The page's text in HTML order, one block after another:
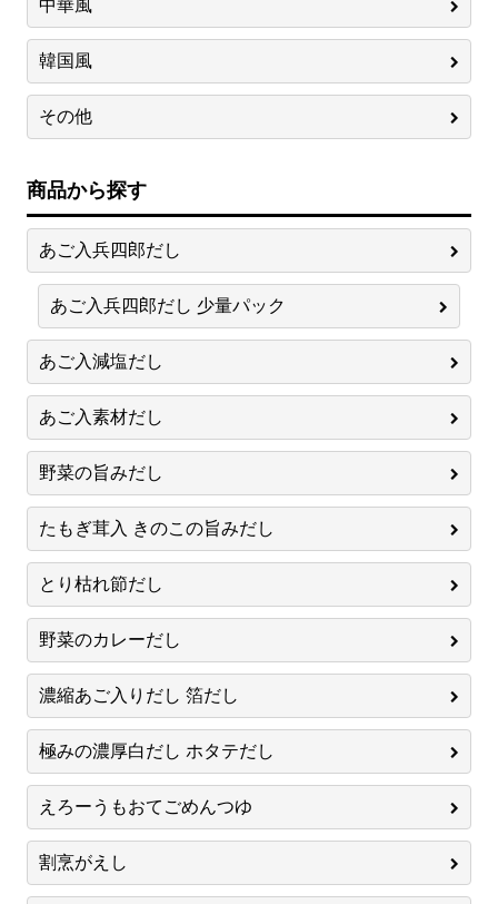
中華風
韓国風
その他
商品から探す
あご入兵四郎だし
あご入兵四郎だし 少量パック
あご入減塩だし
あご入素材だし
野菜の旨みだし
たもぎ茸入 きのこの旨みだし
とり枯れ節だし
野菜のカレーだし
濃縮あご入りだし 箔だし
極みの濃厚白だし ホタテだし
えろーうもおてごめんつゆ
割烹がえし